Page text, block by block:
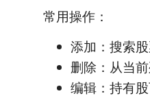
常用操作：
添加：搜索
删除：从当前
编辑：持有